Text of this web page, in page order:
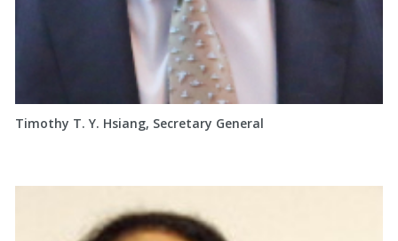
Timothy T. Y. Hsiang, Secretary General